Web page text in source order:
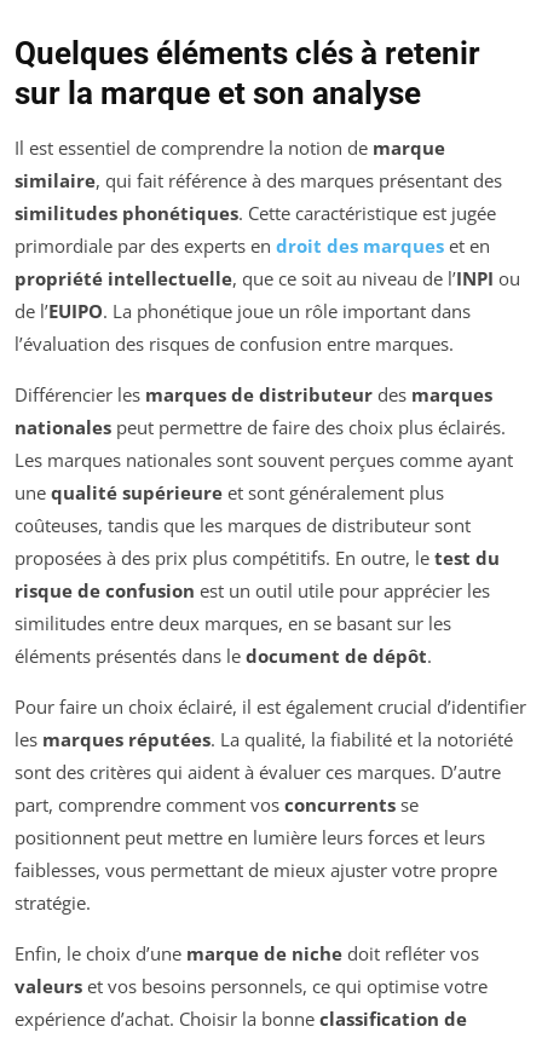
Quelques éléments clés à retenir
sur la marque et son analyse
Il est essentiel de comprendre la notion de marque
similaire, qui fait référence à des marques présentant des
similitudes phonétiques. Cette caractéristique est jugée
primordiale par des experts en droit des marques et en
propriété intellectuelle, que ce soit au niveau de l’INPI ou
de l’EUIPO. La phonétique joue un rôle important dans
l’évaluation des risques de confusion entre marques.
Différencier les marques de distributeur des marques
nationales peut permettre de faire des choix plus éclairés.
Les marques nationales sont souvent perçues comme ayant
une qualité supérieure et sont généralement plus
coûteuses, tandis que les marques de distributeur sont
proposées à des prix plus compétitifs. En outre, le test du
risque de confusion est un outil utile pour apprécier les
similitudes entre deux marques, en se basant sur les
éléments présentés dans le document de dépôt.
Pour faire un choix éclairé, il est également crucial d’identifier
les marques réputées. La qualité, la fiabilité et la notoriété
sont des critères qui aident à évaluer ces marques. D’autre
part, comprendre comment vos concurrents se
positionnent peut mettre en lumière leurs forces et leurs
faiblesses, vous permettant de mieux ajuster votre propre
stratégie.
Enfin, le choix d’une marque de niche doit refléter vos
valeurs et vos besoins personnels, ce qui optimise votre
expérience d’achat. Choisir la bonne classification de